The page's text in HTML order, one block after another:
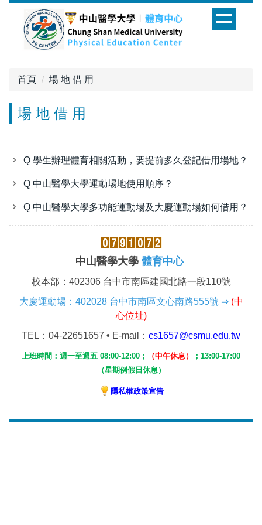
首頁 場 地 借 用
場 地 借 用
Q 學生辦理體育相關活動，要提前多久登記借用場地？
Q 中山醫學大學運動場地使用順序？
Q 中山醫學大學多功能運動場及大慶運動場如何借用？
中山醫學大學 體育中心
校本部：402306 台中市南區建國北路一段110號
大慶運動場：402028 台中市南區文心南路555號 ⇒ (中
心位址)
TEL ：04-22651657 • E-mail： cs1657@csmu.edu.tw
上班時間：週一至週五 08:00-12:00； （中午休息） ； 13:00-17:00
（星期例假日休息）
隱私權政策宣告